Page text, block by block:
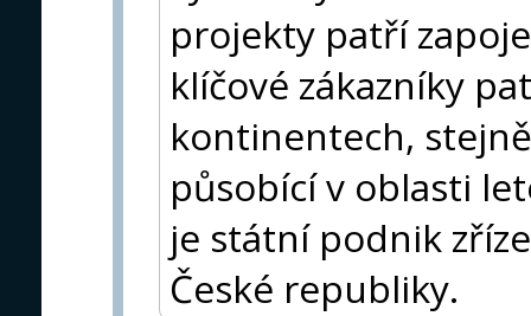
projekty patří
klíčové zákazníky
kontinentech,
působící v oblasti
je státní podnik
České republiky.